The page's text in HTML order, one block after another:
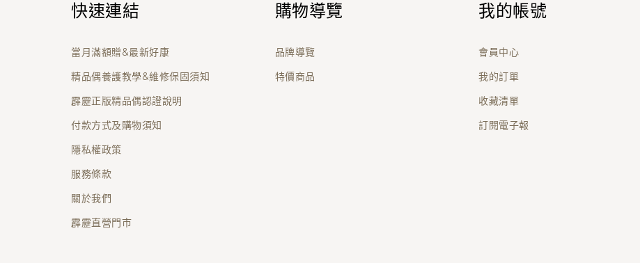
快速連結
當月滿額贈&最新好康
精品偶養護教學&維修保固須知
霹靂正版精品偶認證說明
付款方式及購物須知
隱私權政策
服務條款
關於我們
霹靂直營門市
購物導覽
品牌導覽
特價商品
我的帳號
會員中心
我的訂單
收藏清單
訂閱電子報